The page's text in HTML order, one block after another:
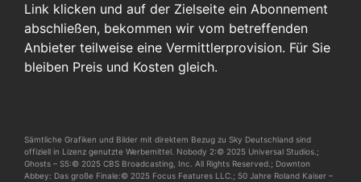
Link klicken und auf der Zielseite ein Abonnement
abschließen, bekommen wir vom betreffenden
Anbieter teilweise eine Vermittlerprovision. Für Sie
bleiben Preis und Kosten gleich.
Sämtliche Grafiken und Bilder mit direktem Bezug zu Sky Deutschland sind
offiziell in Lizenz genutzte Werbemittel. Nobody 2:© 2025 Universal Studios.;
Ghosts – S5:© 2025 CBS Broadcasting, Inc. All Rights Reserved.; Downton
Abbey: Das große Finale:© 2025 Focus Features LLC.; 50 Jahre Roland Kaiser –